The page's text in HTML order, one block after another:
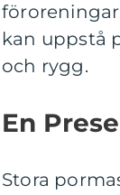
kan uppstå
och rygg.
En
Stora